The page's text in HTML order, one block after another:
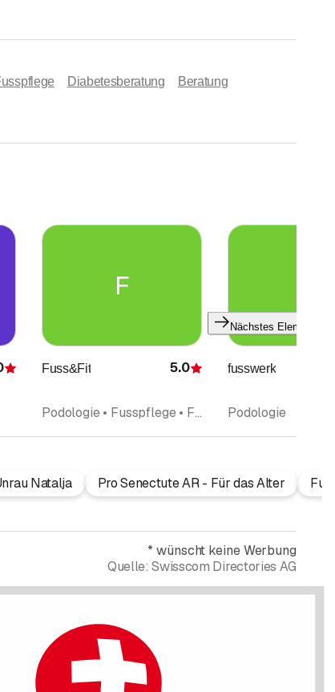
Diabetesberatung Beratung
Bewertung
F
Fuss&Fit Bewertung
5.0
Podologie • Fusspflege • Fusspflege Pediküre
fusswerk
Podologie
Nächstes Element
Natalja Pro Senectute AR - Für das Alter
*wünscht keine Werbung
Quelle: Swisscom Directories AG